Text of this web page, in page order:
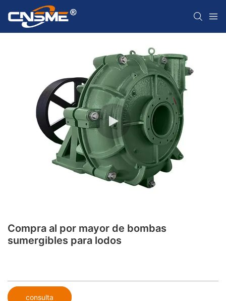
Compra al por mayor de bombas
sumergibles para lodos
consulta